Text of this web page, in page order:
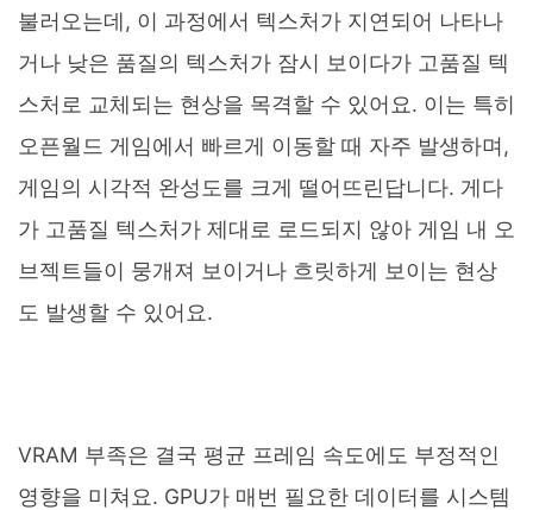
불러오는데, 이 과정에서 텍스처가 지연되어 나타나
거나 낮은 품질의 텍스처가 잠시 보이다가 고품질 텍
스처로 교체되는 현상을 목격할 수 있어요. 이는 특히
오픈월드 게임에서 빠르게 이동할 때 자주 발생하며,
게임의 시각적 완성도를 크게 떨어뜨린답니다. 게다
가 고품질 텍스처가 제대로 로드되지 않아 게임 내 오
브젝트들이 뭉개져 보이거나 흐릿하게 보이는 현상
도 발생할 수 있어요.
VRAM 부족은 결국 평균 프레임 속도에도 부정적인
영향을 미쳐요. GPU가 매번 필요한 데이터를 시스템